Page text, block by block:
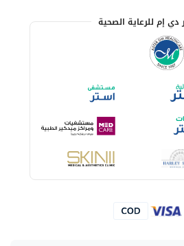
إم للرعاية الصحية